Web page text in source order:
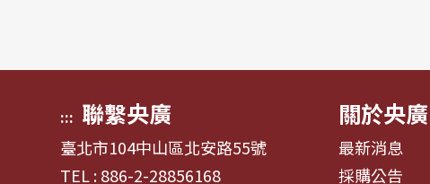
::: 聯繫央廣
臺北市104中山區北安路55號
TEL : 886-2-28856168
關於央廣
最新消息
採購公告